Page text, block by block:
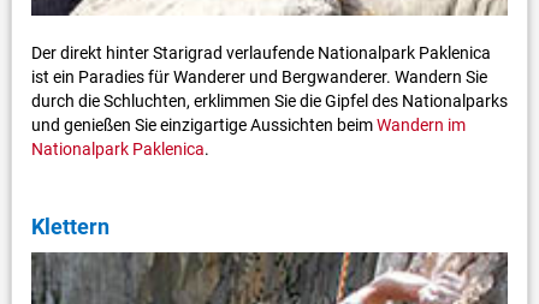
Der direkt hinter Starigrad verlaufende Nationalpark Paklenica
ist ein Paradies für Wanderer und Bergwanderer. Wandern Sie
durch die Schluchten, erklimmen Sie die Gipfel des Nationalparks
und genießen Sie einzigartige Aussichten beimWandern im
Nationalpark Paklenica.
Klettern